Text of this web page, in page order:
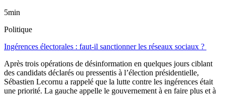
5min
Politique
Ingérences électorales : faut-il sanctionner les réseaux sociaux ?
Après trois opérations de désinformation en quelques jours ciblant
des candidats déclarés ou pressentis à l’élection présidentielle,
Sébastien Lecornu a rappelé que la lutte contre les ingérences était
une priorité. La gauche appelle le gouvernement à en faire plus et à